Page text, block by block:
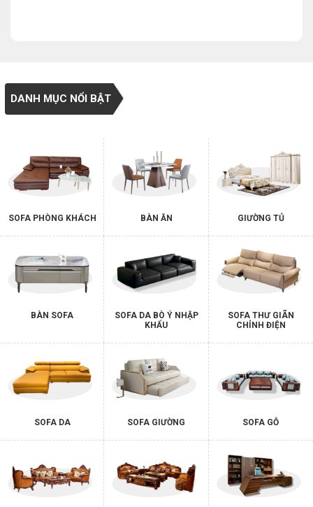
DANH MỤC NỔI BẬT
SOFA PHÒNG KHÁCH BÀN ĂN GIƯỜNG TỦ
BÀN SOFA
SOFA DA BÒ Ý NHẬP
KHẨU
SOFA THƯ GIÃN
CHỈNH ĐIỆN
SOFA DA SOFA GIƯỜNG SOFA GỖ